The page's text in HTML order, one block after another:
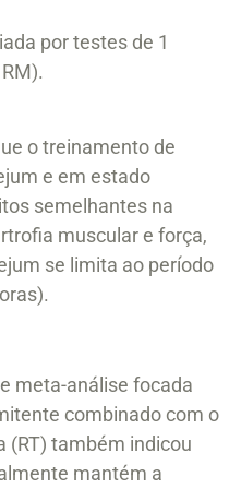
por testes de 1
o treinamento de
e em estado
semelhantes na
muscular e força,
se limita ao período
meta-análise focada
combinado com o
(RT) também indicou
mantém a